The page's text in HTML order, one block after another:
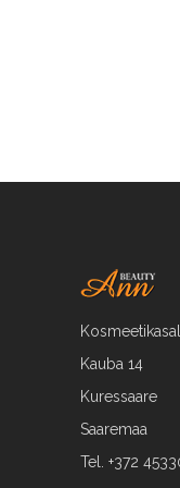
Kauba 14
Kuressaare
Saaremaa
Tel. +372